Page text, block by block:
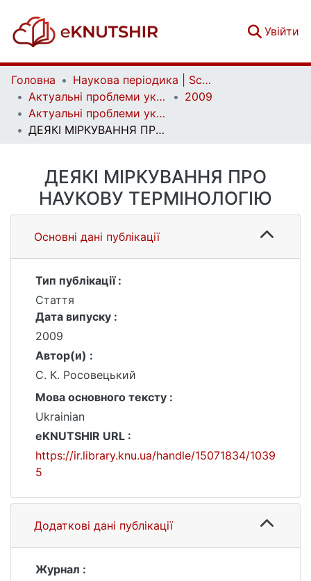
Увійти
Головна
Наукова періодика | Scientific periodicals
Актуальні проблеми української лінгвістики: теорія і практика | Current issues of Ukrainian linguistics: theory and practice
2009
Актуальні проблеми української лінгвістики: теорія і практика. Вип. 19
ДЕЯКІ МІРКУВАННЯ ПРО НАУКОВУ ТЕРМІНОЛОГІЮ
ДЕЯКІ МІРКУВАННЯ ПРО
НАУКОВУ ТЕРМІНОЛОГІЮ
Основні дані публікації
Тип публікації :
Стаття
Дата випуску :
2009
Автор(и) :
С. К. Росовецький
Мова основного тексту :
Ukrainian
eKNUTSHIR URL :
https://ir.library.knu.ua/handle/15071834/1039
5
Додаткові дані публікації
Журнал :